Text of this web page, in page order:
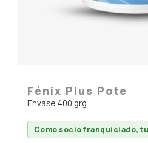
Fénix Plus Pote
Envase 400 grg
Como socio franquiciado,